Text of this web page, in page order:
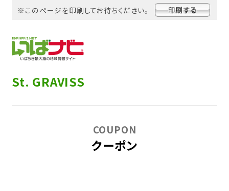
※このページを印刷してお待ちください。
St. GRAVISS
クーポン
COUPON